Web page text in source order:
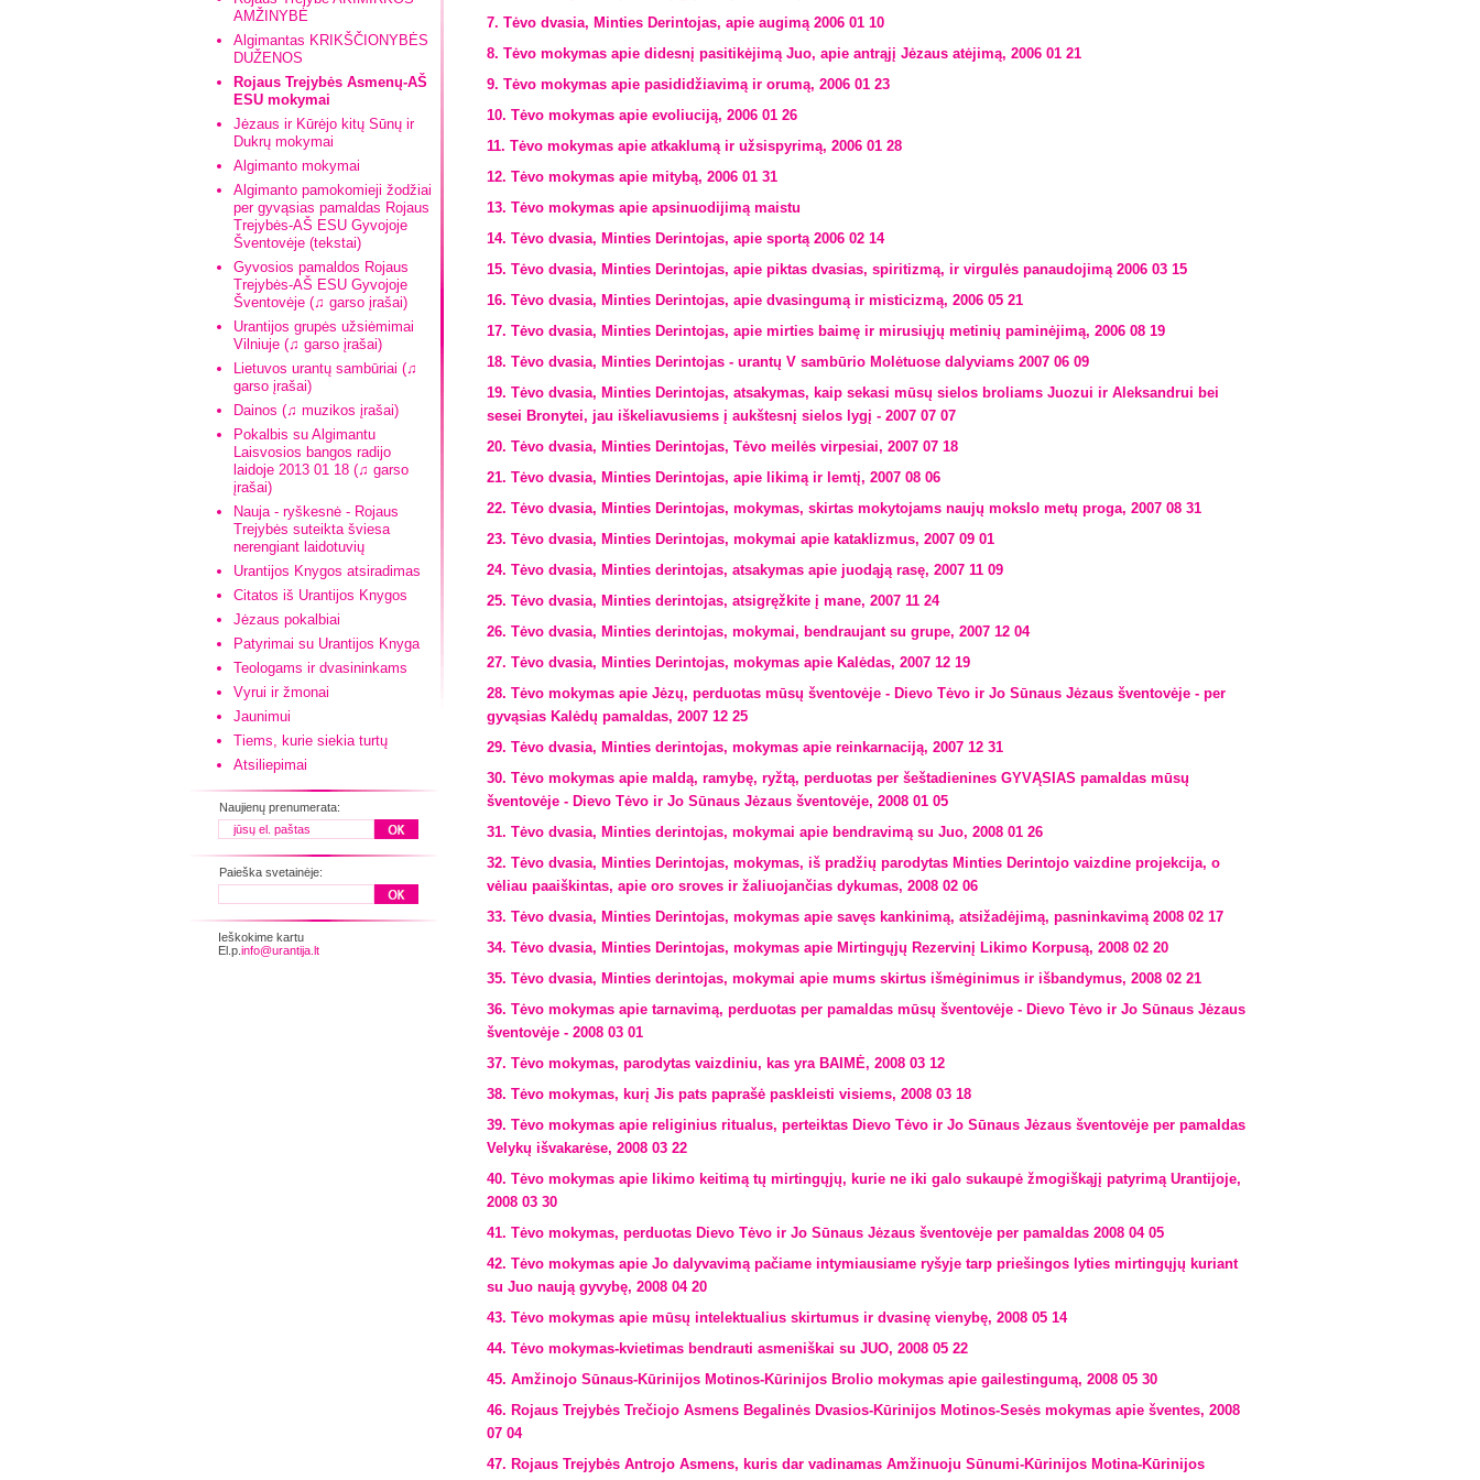
AMŽINYBĖ
Algimantas KRIKŠČIONYBĖS
DUŽENOS
Rojaus Trejybės Asmenų-AŠ
ESU mokymai
Jėzaus ir Kūrėjo kitų Sūnų ir
Dukrų mokymai
Algimanto mokymai
Algimanto pamokomieji žodžiai
per gyvąsias pamaldas Rojaus
Trejybės-AŠ ESU Gyvojoje
Šventovėje (tekstai)
Gyvosios pamaldos Rojaus
Trejybės-AŠ ESU Gyvojoje
Šventovėje (♫ garso įrašai)
Urantijos grupės užsiėmimai
Vilniuje (♫ garso įrašai)
Lietuvos urantų sambūriai (♫
garso įrašai)
Dainos (♫ muzikos įrašai)
Pokalbis su Algimantu
Laisvosios bangos radijo
laidoje 2013 01 18 (♫ garso
įrašai)
Nauja - ryškesnė - Rojaus
Trejybės suteikta šviesa
nerengiant laidotuvių
Urantijos Knygos atsiradimas
Citatos iš Urantijos Knygos
Jėzaus pokalbiai
Patyrimai su Urantijos Knyga
Teologams ir dvasininkams
Vyrui ir žmonai
Jaunimui
Tiems, kurie siekia turtų
Atsiliepimai
Naujienų prenumerata:
Paieška svetainėje:
Ieškokime kartu
El.p. info@urantija.lt
7. Tėvo dvasia, Minties Derintojas, apie augimą 2006 01 10
8. Tėvo mokymas apie didesnį pasitikėjimą Juo, apie antrąjį Jėzaus atėjimą, 2006 01 21
9. Tėvo mokymas apie pasididžiavimą ir orumą, 2006 01 23
10. Tėvo mokymas apie evoliuciją, 2006 01 26
11. Tėvo mokymas apie atkaklumą ir užsispyrimą, 2006 01 28
12. Tėvo mokymas apie mitybą, 2006 01 31
13. Tėvo mokymas apie apsinuodijimą maistu
14. Tėvo dvasia, Minties Derintojas, apie sportą 2006 02 14
15. Tėvo dvasia, Minties Derintojas, apie piktas dvasias, spiritizmą, ir virgulės panaudojimą 2006 03 15
16. Tėvo dvasia, Minties Derintojas, apie dvasingumą ir misticizmą, 2006 05 21
17. Tėvo dvasia, Minties Derintojas, apie mirties baimę ir mirusiųjų metinių paminėjimą, 2006 08 19
18. Tėvo dvasia, Minties Derintojas - urantų V sambūrio Molėtuose dalyviams 2007 06 09
19. Tėvo dvasia, Minties Derintojas, atsakymas, kaip sekasi mūsų sielos broliams Juozui ir Aleksandrui bei
sesei Bronytei, jau iškeliavusiems į aukštesnį sielos lygį - 2007 07 07
20. Tėvo dvasia, Minties Derintojas, Tėvo meilės virpesiai, 2007 07 18
21. Tėvo dvasia, Minties Derintojas, apie likimą ir lemtį, 2007 08 06
22. Tėvo dvasia, Minties Derintojas, mokymas, skirtas mokytojams naujų mokslo metų proga, 2007 08 31
23. Tėvo dvasia, Minties Derintojas, mokymai apie kataklizmus, 2007 09 01
24. Tėvo dvasia, Minties derintojas, atsakymas apie juodąją rasę, 2007 11 09
25. Tėvo dvasia, Minties derintojas, atsigręžkite į mane, 2007 11 24
26. Tėvo dvasia, Minties derintojas, mokymai, bendraujant su grupe, 2007 12 04
27. Tėvo dvasia, Minties Derintojas, mokymas apie Kalėdas, 2007 12 19
28. Tėvo mokymas apie Jėzų, perduotas mūsų šventovėje - Dievo Tėvo ir Jo Sūnaus Jėzaus šventovėje - per
gyvąsias Kalėdų pamaldas, 2007 12 25
29. Tėvo dvasia, Minties derintojas, mokymas apie reinkarnaciją, 2007 12 31
30. Tėvo mokymas apie maldą, ramybę, ryžtą, perduotas per šeštadienines GYVĄSIAS pamaldas mūsų
šventovėje - Dievo Tėvo ir Jo Sūnaus Jėzaus šventovėje, 2008 01 05
31. Tėvo dvasia, Minties derintojas, mokymai apie bendravimą su Juo, 2008 01 26
32. Tėvo dvasia, Minties Derintojas, mokymas, iš pradžių parodytas Minties Derintojo vaizdine projekcija, o
vėliau paaiškintas, apie oro sroves ir žaliuojančias dykumas, 2008 02 06
33. Tėvo dvasia, Minties Derintojas, mokymas apie savęs kankinimą, atsižadėjimą, pasninkavimą 2008 02 17
34. Tėvo dvasia, Minties Derintojas, mokymas apie Mirtingųjų Rezervinį Likimo Korpusą, 2008 02 20
35. Tėvo dvasia, Minties derintojas, mokymai apie mums skirtus išmėginimus ir išbandymus, 2008 02 21
36. Tėvo mokymas apie tarnavimą, perduotas per pamaldas mūsų šventovėje - Dievo Tėvo ir Jo Sūnaus Jėzaus
šventovėje - 2008 03 01
37. Tėvo mokymas, parodytas vaizdiniu, kas yra BAIMĖ, 2008 03 12
38. Tėvo mokymas, kurį Jis pats paprašė paskleisti visiems, 2008 03 18
39. Tėvo mokymas apie religinius ritualus, perteiktas Dievo Tėvo ir Jo Sūnaus Jėzaus šventovėje per pamaldas
Velykų išvakarėse, 2008 03 22
40. Tėvo mokymas apie likimo keitimą tų mirtingųjų, kurie ne iki galo sukaupė žmogiškąjį patyrimą Urantijoje,
2008 03 30
41. Tėvo mokymas, perduotas Dievo Tėvo ir Jo Sūnaus Jėzaus šventovėje per pamaldas 2008 04 05
42. Tėvo mokymas apie Jo dalyvavimą pačiame intymiausiame ryšyje tarp priešingos lyties mirtingųjų kuriant
su Juo naują gyvybę, 2008 04 20
43. Tėvo mokymas apie mūsų intelektualius skirtumus ir dvasinę vienybę, 2008 05 14
44. Tėvo mokymas-kvietimas bendrauti asmeniškai su JUO, 2008 05 22
45. Amžinojo Sūnaus-Kūrinijos Motinos-Kūrinijos Brolio mokymas apie gailestingumą, 2008 05 30
46. Rojaus Trejybės Trečiojo Asmens Begalinės Dvasios-Kūrinijos Motinos-Sesės mokymas apie šventes, 2008
07 04
47. Rojaus Trejybės Antrojo Asmens, kuris dar vadinamas Amžinuoju Sūnumi-Kūrinijos Motina-Kūrinijos